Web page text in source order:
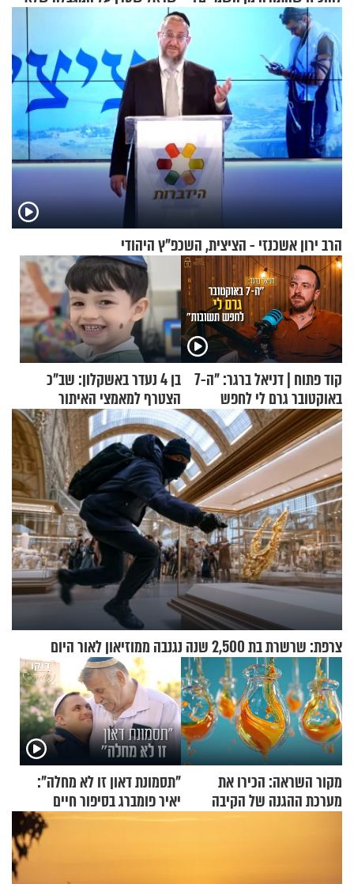
עוצרת אותו
הרב ירון אשכנזי - הציצית, השכפ"ץ היהודי
קוד פתוח | דניאל ברגר: "ה-7
באוקטובר גרם לי לחפש
תשובות"
בן 4 נעדר באשקלון: שב"כ
הצטרף למאמצי האיתור
צרפת: שרשרת בת 2,500 שנה נגנבה ממוזיאון לאור היום
מקור השראה: הכירו את
מערכת ההגנה של הקיבה
"תסמונת דאון זו לא מחלה":
יאיר פומברג בסיפור חיים
מעורר השראה